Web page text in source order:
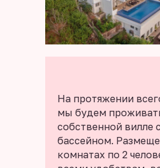
На протяжении
мы будем
собственной вилле с
бассейном.
комнатах по 2